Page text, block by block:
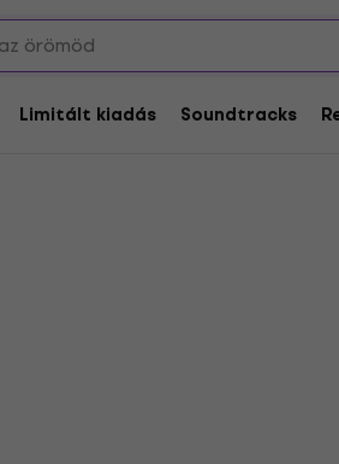
Limitált kiadás Soundtracks